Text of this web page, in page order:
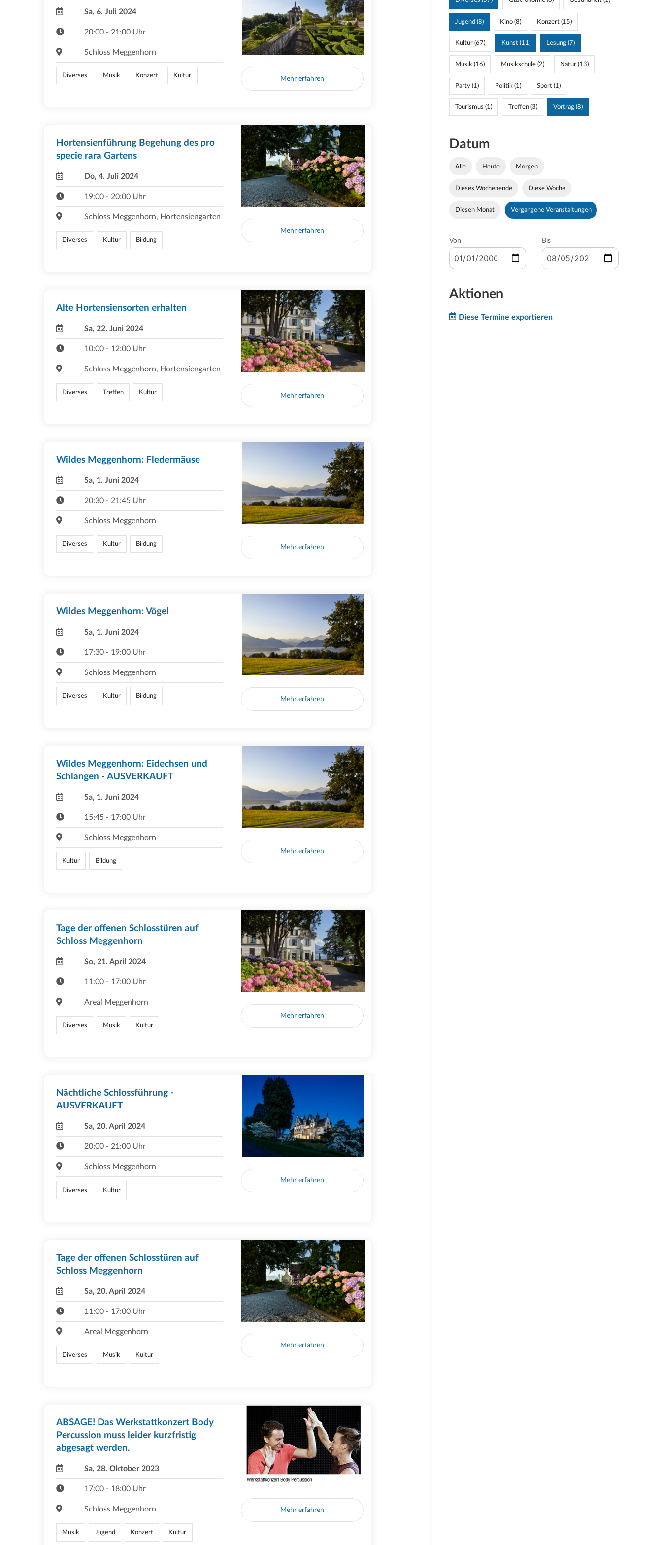
Sa, 6. Juli 2024
20:00 - 21:00 Uhr
Schloss Meggenhorn
Diverses Musik Konzert Kultur Mehr erfahren
Hortensienführung Begehung des pro
specie rara Gartens
Do, 4. Juli 2024
19:00 - 20:00 Uhr
Schloss Meggenhorn, Hortensiengarten
Diverses Kultur Bildung
Mehr erfahren
Alte Hortensiensorten erhalten
Sa, 22. Juni 2024
10:00 - 12:00 Uhr
Schloss Meggenhorn, Hortensiengarten
Diverses Treffen Kultur Mehr erfahren
Wildes Meggenhorn: Fledermäuse
Sa, 1. Juni 2024
20:30 - 21:45 Uhr
Schloss Meggenhorn
Diverses Kultur Bildung Mehr erfahren
Wildes Meggenhorn: Vögel
Sa, 1. Juni 2024
17:30 - 19:00 Uhr
Schloss Meggenhorn
Diverses Kultur Bildung Mehr erfahren
Wildes Meggenhorn: Eidechsen und
Schlangen - AUSVERKAUFT
Sa, 1. Juni 2024
15:45 - 17:00 Uhr
Schloss Meggenhorn
Kultur Bildung
Mehr erfahren
Tage der offenen Schlosstüren auf
Schloss Meggenhorn
So, 21. April 2024
11:00 - 17:00 Uhr
Areal Meggenhorn
Diverses Musik Kultur
Mehr erfahren
Nächtliche Schlossführung -
AUSVERKAUFT
Sa, 20. April 2024
20:00 - 21:00 Uhr
Schloss Meggenhorn
Diverses Kultur
Mehr erfahren
Tage der offenen Schlosstüren auf
Schloss Meggenhorn
Sa, 20. April 2024
11:00 - 17:00 Uhr
Areal Meggenhorn
Diverses Musik Kultur
Mehr erfahren
ABSAGE! Das Werkstattkonzert Body
Percussion muss leider kurzfristig
abgesagt werden.
Sa, 28. Oktober 2023
17:00 - 18:00 Uhr
Schloss Meggenhorn
Musik Jugend Konzert Kultur
Mehr erfahren
Jugend (8) Kino (8) Konzert (15)
Kultur (67) Kunst (11) Lesung (7)
Musik (16) Musikschule (2) Natur (13)
Party (1) Politik (1) Sport (1)
Tourismus (1) Treffen (3) Vortrag (8)
Datum
Alle Heute Morgen
Dieses Wochenende Diese Woche
Diesen Monat Vergangene Veranstaltungen
Von Bis
Aktionen
Diese Termine exportieren